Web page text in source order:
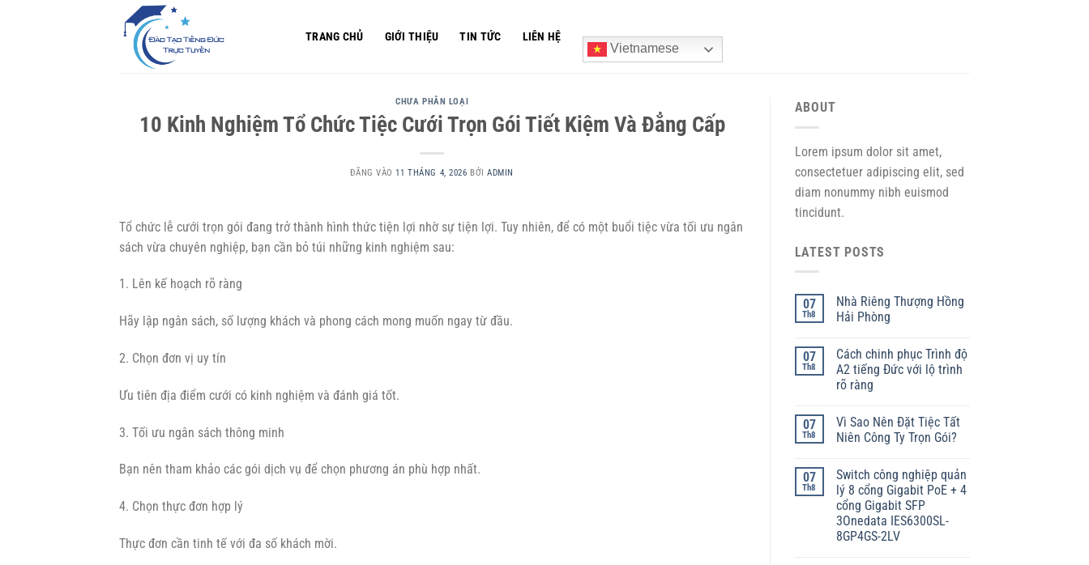
TRANG CHỦ GIỚI THIỆU TIN TỨC
LIÊN HỆ
Vietnamese
CHƯA PHÂN LOẠI
10 Kinh Nghiệm Tổ Chức Tiệc Cưới Trọn Gói Tiết Kiệm Và Đẳng Cấp
ĐĂNG VÀO11 THÁNG 4, 2026 BỞIADMIN
Tổ chức lễ cưới trọn gói đang trở thành hình thức tiện lợi nhờ sự tiện lợi. Tuy nhiên, để có một buổi tiệc vừa tối ưu ngân
sách vừa chuyên nghiệp, bạn cần bỏ túi những kinh nghiệm sau:
1. Lên kế hoạch rõ ràng
Hãy lập ngân sách, số lượng khách và phong cách mong muốn ngay từ đầu.
2. Chọn đơn vị uy tín
Ưu tiên địa điểm cưới có kinh nghiệm và đánh giá tốt.
3. Tối ưu ngân sách thông minh
Bạn nên tham khảo các gói dịch vụ để chọn phương án phù hợp nhất.
4. Chọn thực đơn hợp lý
Thực đơn cần tinh tế với đa số khách mời.
ABOUT
Lorem ipsum dolor sit amet,
consectetuer adipiscing elit, sed
diam nonummy nibh euismod
tincidunt.
LATEST POSTS
07
Th8
Nhà Riêng Thượng Hồng
Hải Phòng
07
Th8
Cách chinh phục Trình độ
A2 tiếng Đức với lộ trình
rõ ràng
07
Th8
Vì Sao Nên Đặt Tiệc Tất
Niên Công Ty Trọn Gói?
07
Th8
Switch công nghiệp quản
lý 8 cổng Gigabit PoE + 4
cổng Gigabit SFP
3Onedata IES6300SL-
8GP4GS-2LV